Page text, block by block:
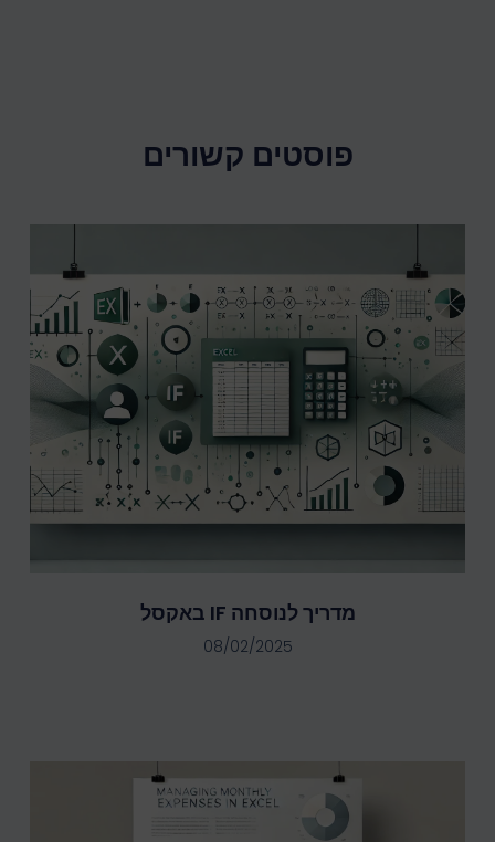
פוסטים קשורים
מדריך לנוסחה IF באקסל
08/02/2025